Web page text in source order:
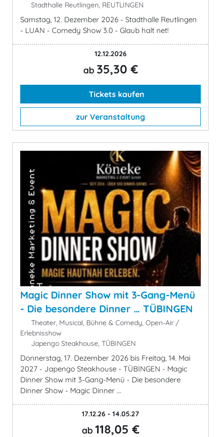
Stadthalle Reutlingen, REUTLINGEN
Samstag, 12. Dezember 2026 - Stadthalle Reutlingen
- LUAN - Comedy Show 3.0 - Glaub halt net!
12.12.2026
ab 35,30 €
Tickets kaufen
zur Veranstaltung
Magic Dinner Show mit 3-Gang-Menü
- Die besondere Dinner … TÜBINGEN
Theater, Musical, Bühne & Comedy, Open-Air /
Erlebnisshow
Japengo Steakhouse, TÜBINGEN
Donnerstag, 17. Dezember 2026 bis Freitag, 14. Mai
2027 - Japengo Steakhouse - TÜBINGEN - Magic
Dinner Show mit 3-Gang-Menü - Die besondere
Dinner Show - Magic Dinner ...
17.12.26 - 14.05.27
ab 118,05 €